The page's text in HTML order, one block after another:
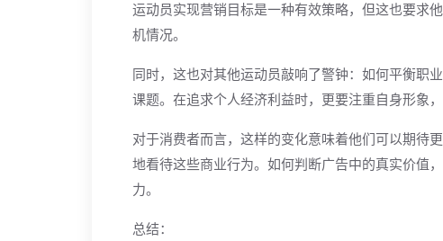
运动员实现营销目标是一种有效策略，但这也要求
机情况。
同时，这也对其他运动员敲响了警钟：如何平衡职
课题。在追求个人经济利益时，更要注重自身形象
对于消费者而言，这样的变化意味着他们可以期待
地看待这些商业行为。如何判断广告中的真实价值
力。
总结：